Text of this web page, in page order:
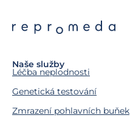
Naše služby
Léčba neplodnosti
Genetická testování
Zmrazení pohlavních buňek